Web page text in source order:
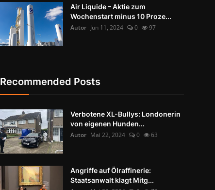
Air Liquide – Aktie zum
Wochenstart minus 10 Proze...
Autor Jun 11, 2024 0 97
Recommended Posts
Verbotene XL-Bullys: Londonerin
von eigenen Hunden...
Autor Mai 22, 2024 0 63
Angriffe auf Ölraffinerie:
Staatsanwalt klagt Mitg...